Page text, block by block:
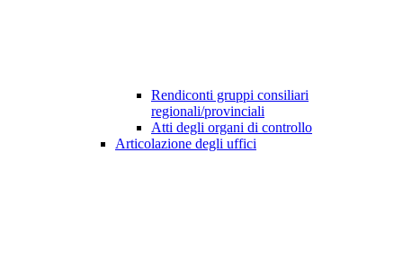
Rendiconti gruppi consiliari
regionali/provinciali
Atti degli organi di controllo
Articolazione degli uffici